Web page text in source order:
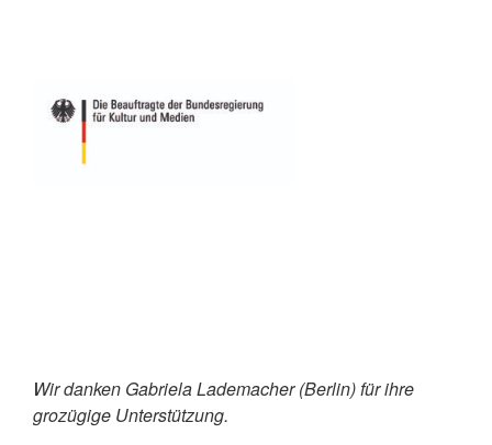
Wir danken Gabriela Lademacher (Berlin) für ihre
grozügige Unterstützung.